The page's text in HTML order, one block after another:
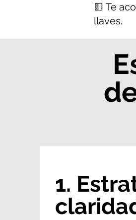
🟨 Te
llaves.
1.